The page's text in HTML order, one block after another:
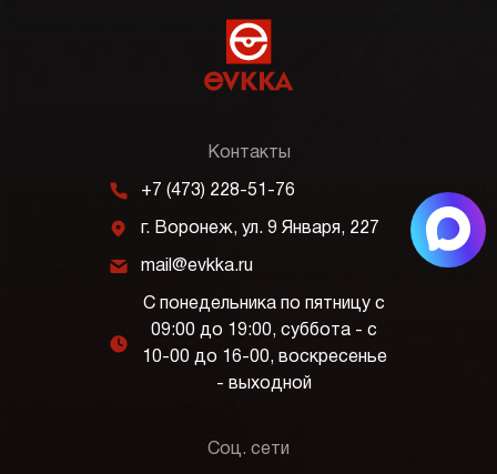
Контакты
m +7 (473) 228-51-76
j г. Воронеж, ул. 9 Января, 227
k mail@evkka.ru
l
С понедельника по пятницу с
09:00 до 19:00, суббота - с
10-00 до 16-00, воскресенье
- выходной
Соц. сети